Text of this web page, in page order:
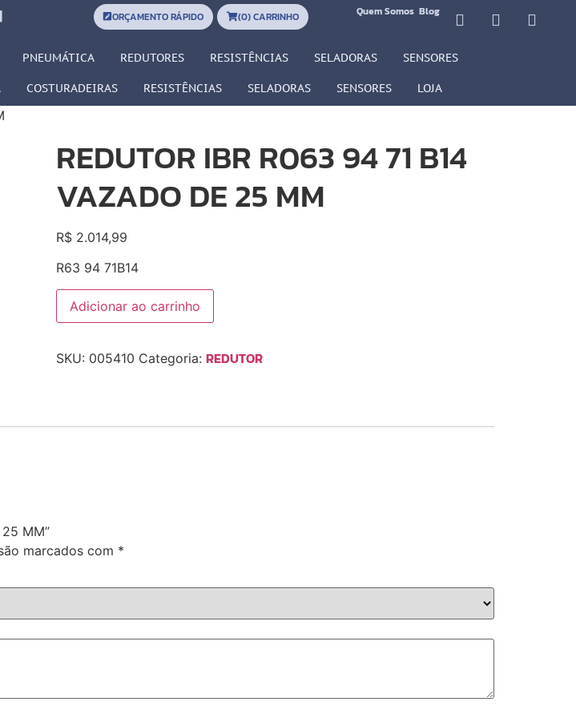
ORÇAMENTO RÁPIDO (0) CARRINHO Quem Somos Blog
PNEUMÁTICA REDUTORES RESISTÊNCIAS SELADORAS SENSORES
COSTURADEIRAS RESISTÊNCIAS SELADORAS SENSORES LOJA
REDUTOR IBR R063 94 71 B14
VAZADO DE 25 MM
R$2.014,99
R63 94 71B14
Adicionar ao carrinho
SKU: 005410 Categoria: REDUTOR
MM”
marcados com *